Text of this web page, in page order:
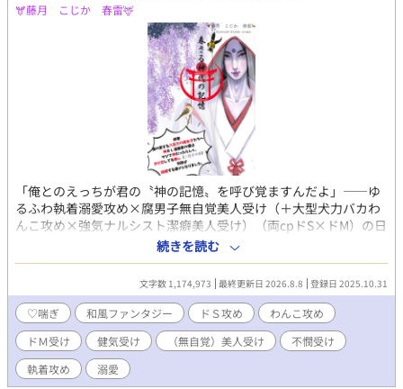
🫎藤月 こじか 春雷🦌
「俺とのえっちが君の〝神の記憶〟を呼び覚ますんだよ」――ゆ
るふわ執着溺愛攻め×腐男子無自覚美人受け（＋大型犬力バカわ
んこ攻め×強気ナルシスト潔癖美人受け）（両cpドS×ドM）の日
本神話BL！ 【日本神話をよく知らない方でも楽しくお読み頂ける
ように心がけて書いておりますので、どうぞお気軽に！】 正式タ
イトル『春さる神代の記憶 〜 拝啓僕の愛する八百万の腐女子たち
へ 神ＢＬ漫画家の僕はマジで神だったらしく、ガチ恋してる推
し（※双子の弟）と何故か結婚する運びとなりました。 〜』 ※文
字数制限で全タイトル記載できないので、より多くの方にお手に
取っていただくため、ちょっとずるいですが、内容をよく表した
副題のほうをタイトルにしています。ご了承くださいますと幸い
です。 【あらすじ】 『今は恋人はいないけど、そろそろ結婚はす
続きを読む
文字数 1,174,973 最終更新日 2026.8.8 登録日 2025.10.31
♡喘ぎ 和風ファンタジー ドＳ攻め
わんこ攻め
ドＭ受け
健気受け （無自覚）美人受け
不憫受け
執着攻め
溺愛